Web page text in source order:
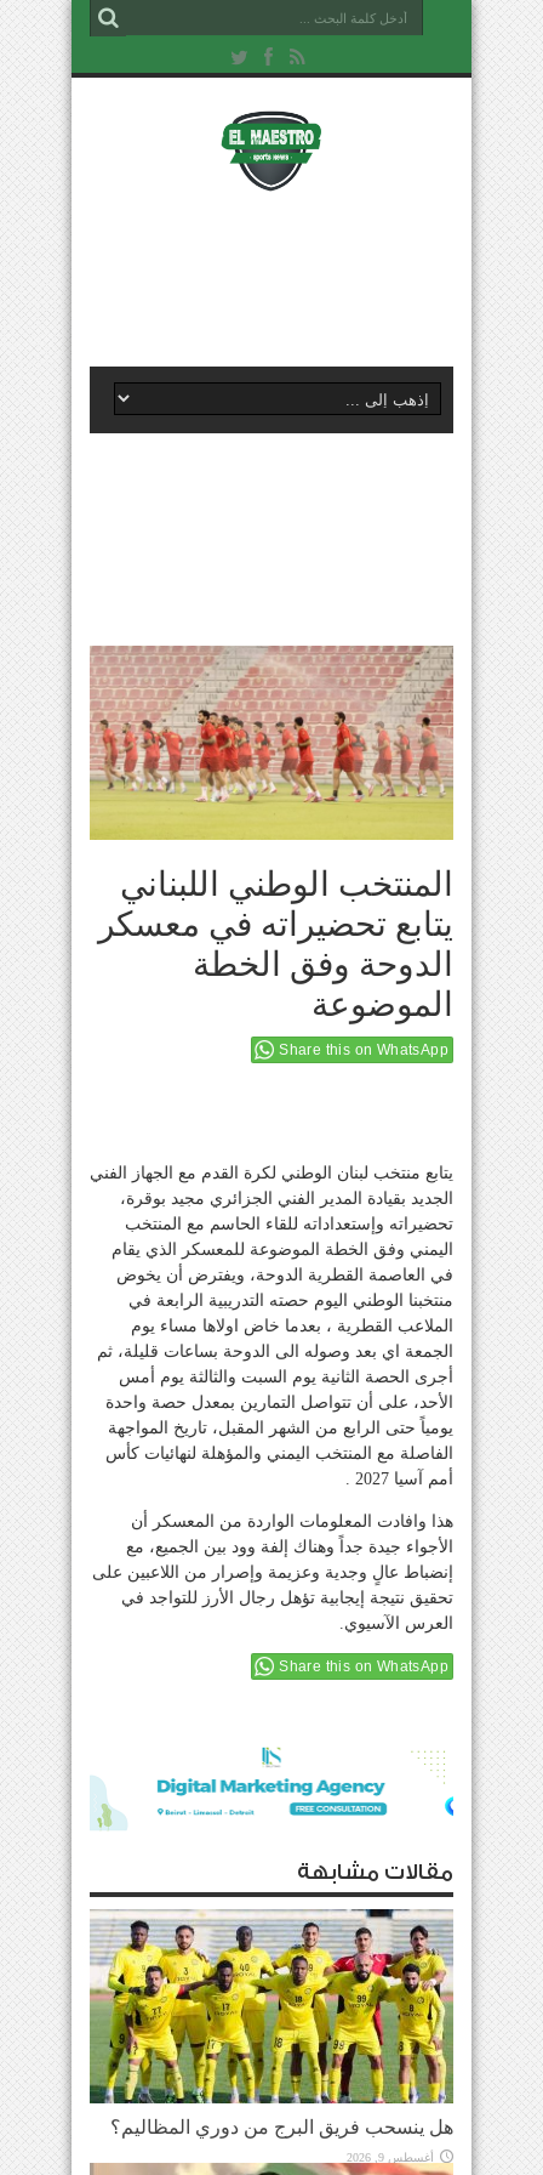
المنتخب الوطني اللبناني
يتابع تحضيراته في معسكر
الدوحة وفق الخطة
الموضوعة
Share this on WhatsApp
يتابع منتخب لبنان الوطني لكرة القدم مع الجهاز الفني
الجديد بقيادة المدير الفني الجزائري مجيد بوقرة،
تحضيراته وإستعداداته للقاء الحاسم مع المنتخب
اليمني وفق الخطة الموضوعة للمعسكر الذي يقام
في العاصمة القطرية الدوحة، ويفترض أن يخوض
منتخبنا الوطني اليوم حصته التدريبية الرابعة في
الملاعب القطرية ، بعدما خاض اولاها مساء يوم
الجمعة اي بعد وصوله الى الدوحة بساعات قليلة، ثم
أجرى الحصة الثانية يوم السبت والثالثة يوم أمس
الأحد، على أن تتواصل التمارين بمعدل حصة واحدة
يومياً حتى الرابع من الشهر المقبل، تاريخ المواجهة
الفاصلة مع المنتخب اليمني والمؤهلة لنهائيات كأس
أمم آسيا 2027 .
هذا وافادت المعلومات الواردة من المعسكر أن
الأجواء جيدة جداً وهناك إلفة وود بين الجميع، مع
إنضباط عالٍ وجدية وعزيمة وإصرار من اللاعبين على
تحقيق نتيجة إيجابية تؤهل رجال الأرز للتواجد في
العرس الآسيوي.
Share this on WhatsApp
مقالات مشابهة
هل ينسحب فريق البرج من دوري المظاليم؟
أغسطس 9, 2026